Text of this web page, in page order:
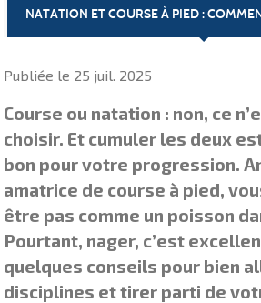
NATATION ET COURSE À PIED :
Publiée le 25 juil. 2025
Course ou natation : non, ce
choisir. Et cumuler les deux
bon pour votre progression.
amatrice de course à pied,
être pas comme un poisson
Pourtant, nager, c’est
quelques conseils pour bien
disciplines et tirer parti de